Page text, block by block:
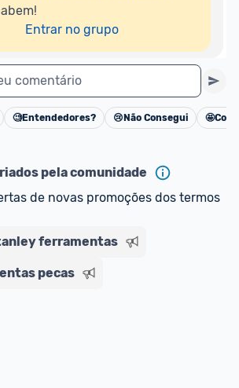
Entrar no grupo
comentário
Cancelar
🧐Entendedores? 😢 Não Consegui 🤩
pela comunidade
de novas promoções dos termos
ferramentas
pecas